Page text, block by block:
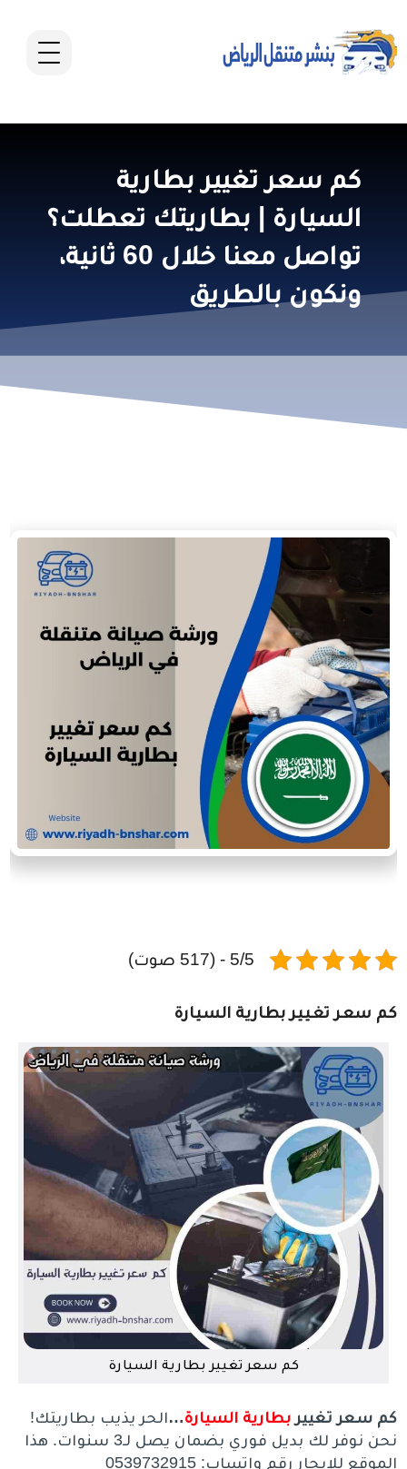
كم سعر تغيير بطارية
السيارة | بطاريتك تعطلت؟
تواصل معنا خلال 60 ثانية،
ونكون بالطريق
5/5 - (517 صوت)
كم سعر تغيير بطارية السيارة
كم سعر تغيير بطارية السيارة
كم سعر تغييربطارية السيارة…الحر يذيب بطاريتك!
نحن نوفر لك بديل فوري بضمان يصل لـ3 سنوات. هذا
الموقع للإيجار رقم واتساب: 0539732915